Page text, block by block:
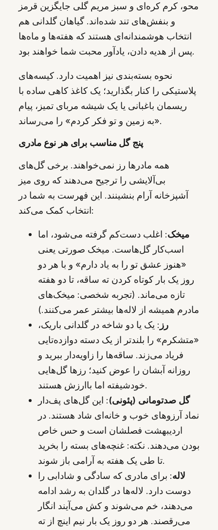
محو، کرم کره‌ای و سبز مریم گلی جایگزین قرمز
و بنفش‌های تند شده‌اند. گیاهان گلدانی هم
انتخاب هوشمندانه‌ای هستند که هفته‌ها و ماه‌ها
پس از هدیه دادن، یادآور محبت شما خواهند بود.
نحوه بسته‌بندی نیز اهمیت دارد. کیسه‌های
پلاستیکی را کنار بگذارید؛ یک کاغذ کاهی ساده با
ریسمان باغبانی یا یک شیشه مربای تمیز، پیام
«به زمین و تو فکر کردم» را می‌رساند.
پنج گل مناسب برای هر نوع مادری
همه مادرها رز نمی‌خواهند. برخی گل‌های
بی‌آلایشی را ترجیح می‌دهند که روی میز
آشپزخانه آرام بنشینند. این فهرست به شما در
انتخاب کمک می‌کند:
میخک: اغلب دست‌کم گرفته می‌شود، اما
اسب‌کار گل‌هاست. میخک صورتی یعنی
«هنوز عشق تو را به یاد دارم» و با هر دو
روز یک بار کوتاه کردن ته ساقه، تا دو هفته
تازه می‌ماند. (تجربه شخصی: میخک‌های
مادرم همیشه از لاله‌ها بیشتر عمر می‌کنند.)
رز : یک یا دو شاخه در گلدانی باریک،
«متشکرم» را بلندتر از یک دسته دوازده‌تایی
فریاد می‌زند. ساقه‌ها را زاویه‌دار ببرید و
روزانه آبشان را عوض کنید؛ رزها گل‌هایی
خودشیفته اما باارزش هستند.
گل صدتومانی (پئونی): این گل‌های پف‌دار
نماد آرزوهای خوب و خانه‌ای شاد هستند. در
اردیبهشت فصلشان است و حس خاص
بودن می‌دهند. نکته: غنچه‌های بسته را بخرید
تا طی یک هفته به آرامی باز شوند.
لاله: برای مادری که سادگی و شادابی را
دوست دارد. لاله‌ها در گلدان به رشد ادامه
می‌دهند، خم می‌شوند و کش می‌آیند انگار
می‌رقصند. هر دو روز یک بار نیم اینچ از ته